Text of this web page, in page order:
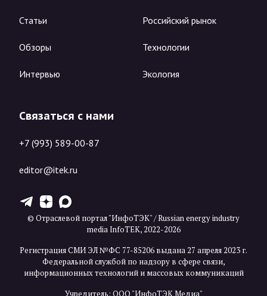
Статьи
Обзоры
Интервью
Российский рынок
Технологии
Экология
Связаться с нами
+7 (993) 589-00-87
editor@itek.ru
T Z X
© Отраслевой портал "ИнфоТЭК" / Russian energy industry
media InfoTEK, 2022-2026
Регистрация СМИ ЭЛ №ФС 77-85206 выдана 27 апреля 2023 г.
Федеральной службой по надзору в сфере связи,
информационных технологий и массовых коммуникаций
Учредитель: ООО "ИнфоТЭК Медиа"